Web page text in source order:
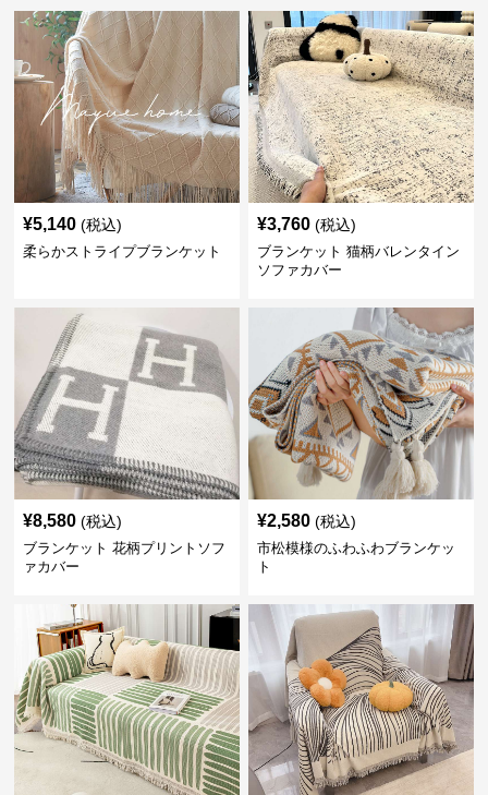
¥5,140 (税込)
柔らかストライプブランケット
¥3,760 (税込)
ブランケット 猫柄バレンタイン
ソファカバー
¥8,580 (税込)
ブランケット 花柄プリントソフ
ァカバー
¥2,580 (税込)
市松模様のふわふわブランケッ
ト